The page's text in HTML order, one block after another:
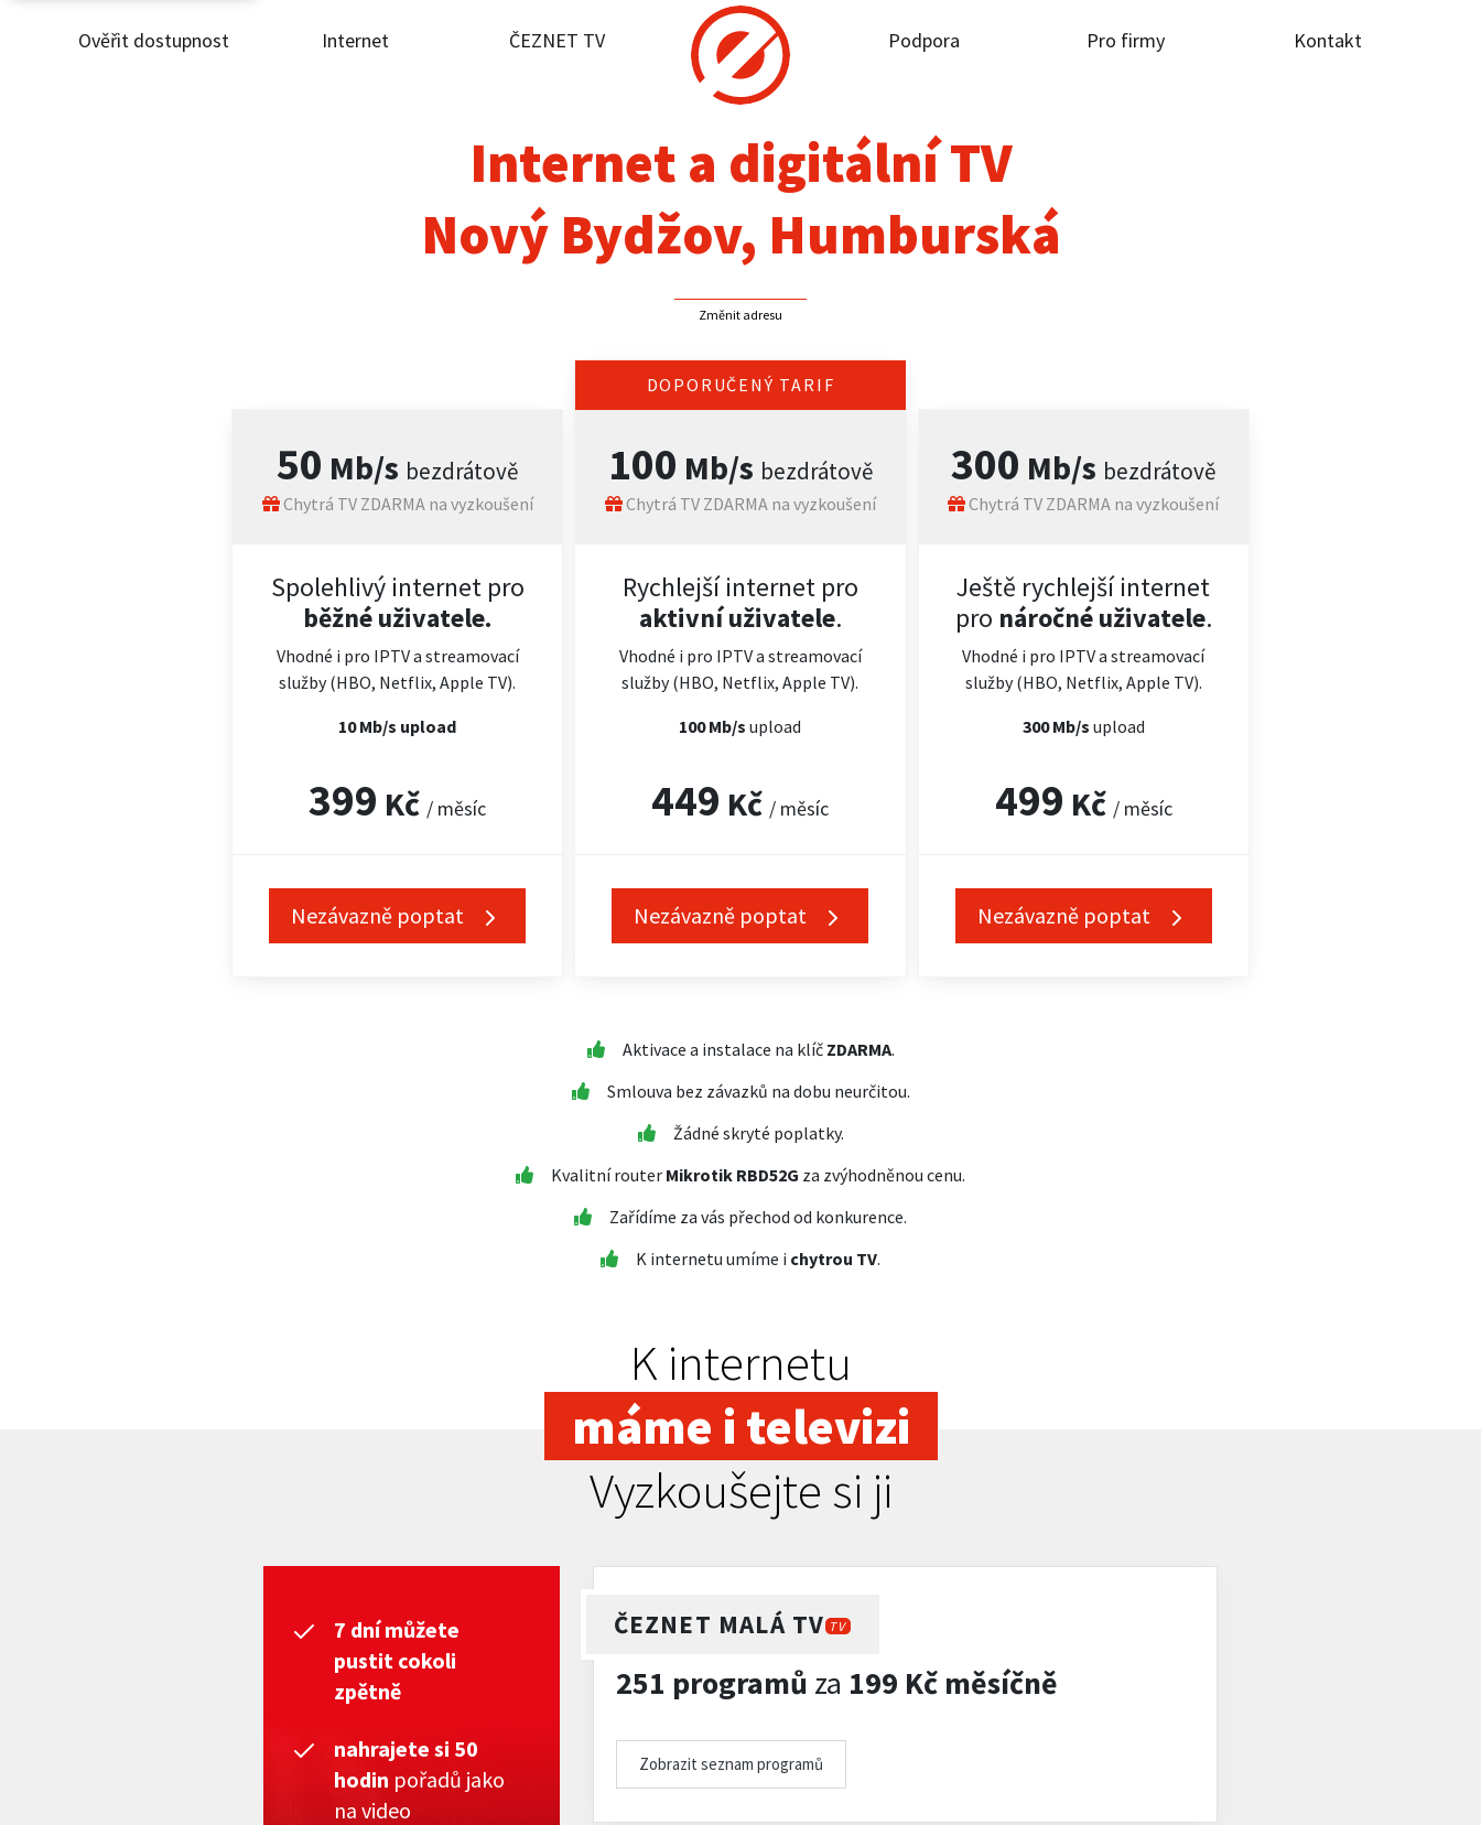
Ověřit dostupnost Internet ČEZNET TV Podpora Pro firmy Kontakt
Internet
ČEZNET TV
Podpora
Internet a digitální TV
Nový Bydžov, Humburská
Změnit adresu
50 Mb/s bezdrátově
Chytrá TV ZDARMA na vyzkoušení
Spolehlivý internet pro
běžné uživatele.
Vhodné i pro IPTV a streamovací
služby (HBO, Netflix, Apple TV).
10 Mb/s upload
399 Kč / měsíc
Nezávazně poptat
DOPORUČENÝ TARIF
100 Mb/s bezdrátově
Chytrá TV ZDARMA na vyzkoušení
Rychlejší internet pro
aktivní uživatele.
Vhodné i pro IPTV a streamovací
služby (HBO, Netflix, Apple TV).
100 Mb/supload
449 Kč / měsíc
Nezávazně poptat
300 Mb/s bezdrátově
Chytrá TV ZDARMA na vyzkoušení
Ještě rychlejší internet
pro náročné uživatele.
Vhodné i pro IPTV a streamovací
služby (HBO, Netflix, Apple TV).
300 Mb/s upload
499 Kč / měsíc
Nezávazně poptat
Aktivace a instalace na klíč ZDARMA.
Smlouva bez závazků na dobu neurčitou.
Žádné skryté poplatky.
Kvalitní router Mikrotik RBD52G za zvýhodněnou cenu.
Zařídíme za vás přechod od konkurence.
K internetu umíme i chytrou TV.
K internetu
máme i televizi
Vyzkoušejte si ji
7 dní můžete
pustit cokoli
zpětně
nahrajete si 50
hodin pořadů jako
na video
ČEZNET MALÁ TV TV
251 programů za 199 Kč měsíčně
Zobrazit seznam programů